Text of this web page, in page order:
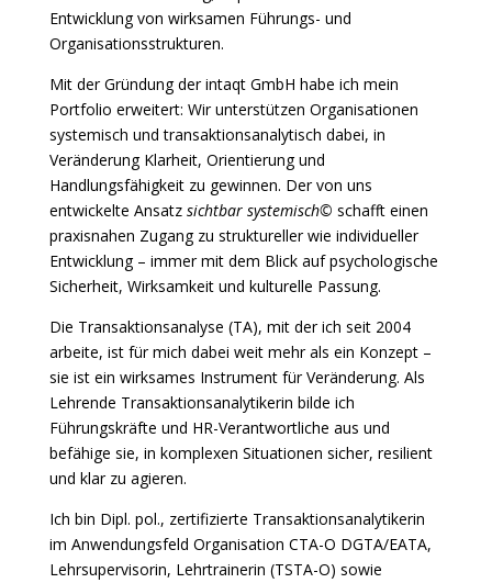
Entwicklung von wirksamen Führungs- und
Organisationsstrukturen.
Mit der Gründung der intaqt GmbH habe ich mein
Portfolio erweitert: Wir unterstützen Organisationen
systemisch und transaktionsanalytisch dabei, in
Veränderung Klarheit, Orientierung und
Handlungsfähigkeit zu gewinnen. Der von uns
entwickelte Ansatz sichtbar systemisch© schafft einen
praxisnahen Zugang zu struktureller wie individueller
Entwicklung – immer mit dem Blick auf psychologische
Sicherheit, Wirksamkeit und kulturelle Passung.
Die Transaktionsanalyse (TA), mit der ich seit 2004
arbeite, ist für mich dabei weit mehr als ein Konzept –
sie ist ein wirksames Instrument für Veränderung. Als
Lehrende Transaktionsanalytikerin bilde ich
Führungskräfte und HR-Verantwortliche aus und
befähige sie, in komplexen Situationen sicher, resilient
und klar zu agieren.
Ich bin Dipl. pol., zertifizierte Transaktionsanalytikerin
im Anwendungsfeld Organisation CTA-O DGTA/EATA,
Lehrsupervisorin, Lehrtrainerin (TSTA-O) sowie